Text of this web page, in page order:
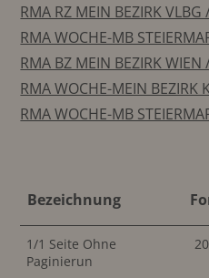
RMA RZ MEIN BEZIRK
RMA WOCHE-MB
RMA BZ MEIN BEZIRK WIEN
RMA WOCHE-MEIN BEZIRK
RMA WOCHE-MB
Bezeichnung
1/1 Seite Ohne
Paginierun